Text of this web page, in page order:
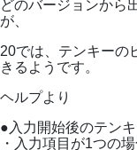
どのバージョンから
が、
20では、テンキーの
きるようです。
ヘルプより
●入力開始後のテン
・入力項目が1つの